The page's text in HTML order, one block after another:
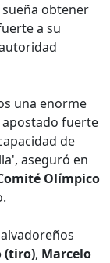
obtener
a su
una enorme
apostado fuerte
de
aseguró en
Olímpico
(tiro), Marcelo